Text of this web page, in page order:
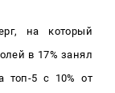
на который
в 17% занял
топ-5 с 10% от